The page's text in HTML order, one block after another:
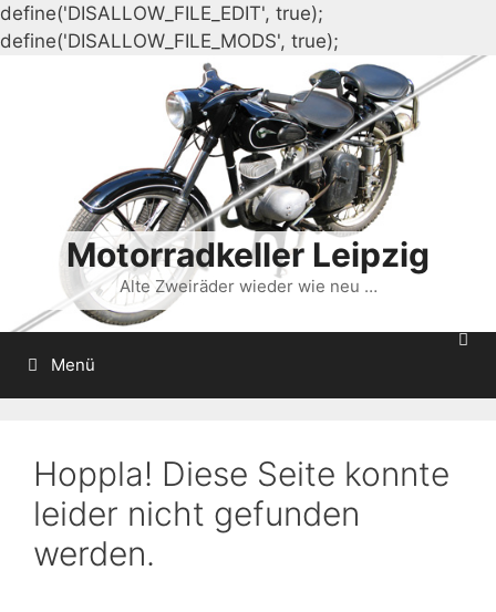
define('DISALLOW_FILE_EDIT', true);
define('DISALLOW_FILE_MODS', true);
Inhalt
springen
Motorradkeller Leipzig
Alte Zweiräder wieder wie neu …
Menü
Hoppla! Diese Seite konnte
leider nicht gefunden
werden.